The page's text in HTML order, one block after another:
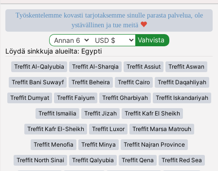
Työskentelemme kovasti tarjotaksemme sinulle parasta palvelua, ole
ystävällinen ja tue meitä
Löydä sinkkuja alueilta: Egypti
Treffit Al-Qalyubia Treffit Al-Sharqia Treffit Assiut Treffit Aswan
Treffit Bani Suwayf Treffit Beheira Treffit Cairo Treffit Daqahliyah
Treffit Dumyat Treffit Faiyum Treffit Gharbiyah Treffit Iskandariyah
Treffit Ismailia Treffit Jizah Treffit Kafr El Sheikh
Treffit Kafr El-Sheikh Treffit Luxor Treffit Marsa Matrouh
Treffit Menofia Treffit Minya Treffit Najran Province
Treffit North Sinai Treffit Qalyubia Treffit Qena Treffit Red Sea